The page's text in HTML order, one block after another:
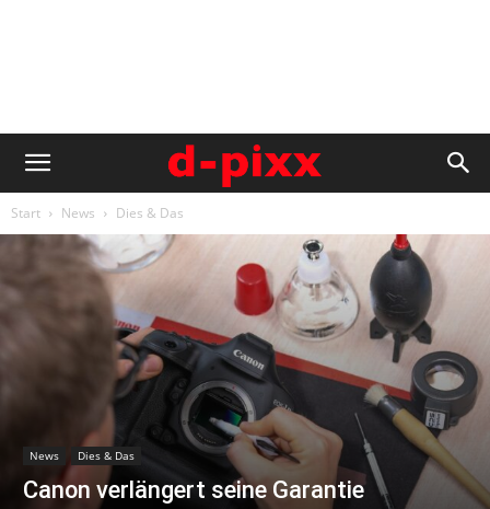
Start News Dies & Das
News Dies & Das
Canon verlängert seine Garantie